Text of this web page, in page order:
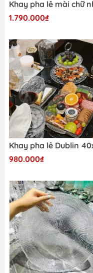
1.790.000₫
980.000₫